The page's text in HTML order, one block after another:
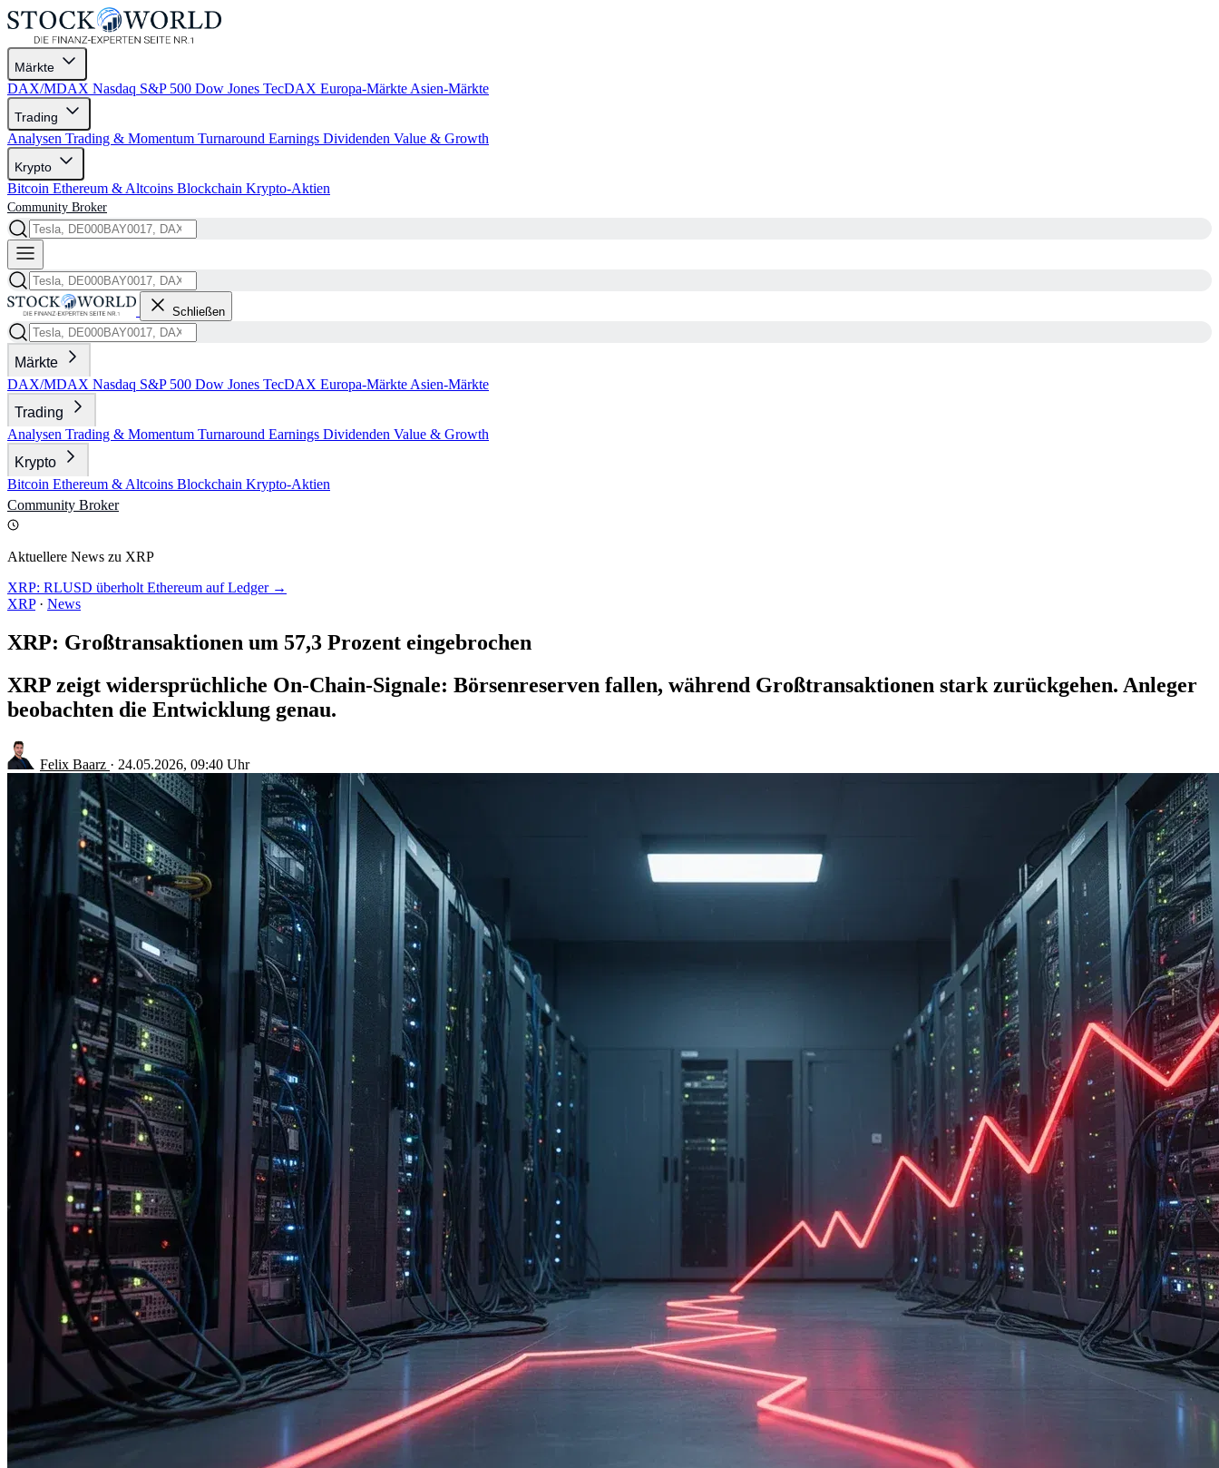
Märkte
DAX/MDAX Nasdaq S&P 500 Dow Jones TecDAX Europa-Märkte Asien-Märkte
Trading
Analysen Trading & Momentum Turnaround Earnings Dividenden Value & Growth
Krypto
Bitcoin Ethereum & Altcoins Blockchain Krypto-Aktien
Community Broker
Schließen
Märkte
DAX/MDAX Nasdaq S&P 500 Dow Jones TecDAX Europa-Märkte Asien-Märkte
Trading
Analysen Trading & Momentum Turnaround Earnings Dividenden Value & Growth
Krypto
Bitcoin Ethereum & Altcoins Blockchain Krypto-Aktien
Community Broker
Aktuellere News zu XRP
XRP: RLUSD überholt Ethereum auf Ledger →
XRP · News
XRP: Großtransaktionen um 57,3 Prozent eingebrochen
XRP zeigt widersprüchliche On-Chain-Signale: Börsenreserven fallen, während Großtransaktionen stark zurückgehen. Anleger
beobachten die Entwicklung genau.
Felix Baarz · 24.05.2026, 09:40 Uhr